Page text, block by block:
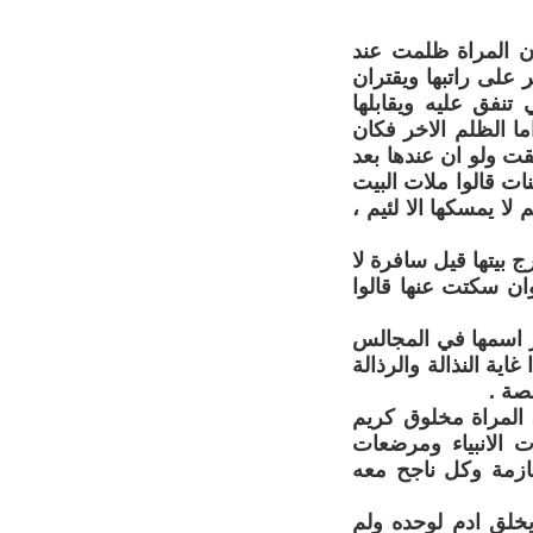
المراة ظلمت عند
راتبها ويقتران
عليه ويقابلها
الظلم الاخر فكان
ولو ان عندها بعد
قالوا ملات البيت
يمسكها الا لئيم ،
قيل سافرة لا
سكتت عنها قالوا
اسمها في المجالس
النذالة والرذالة
.
المراة مخلوق كريم
الانبياء ومرضعات
وكل ناجح معه
يخلق ادم لوحده ولم